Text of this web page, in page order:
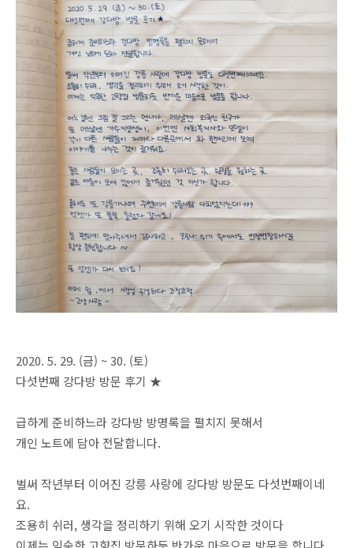
2020. 5. 29. (금) ~ 30. (토)
다섯번째 강다방 방문 후기 ★
급하게 준비하느라 강다방 방명록을 펼치지 못해서
개인 노트에 담아 전달합니다.
벌써 작년부터 이어진 강릉 사랑에 강다방 방문도 다섯번째이네
요.
조용히 쉬러, 생각을 정리하기 위해 오기 시작한 것이다